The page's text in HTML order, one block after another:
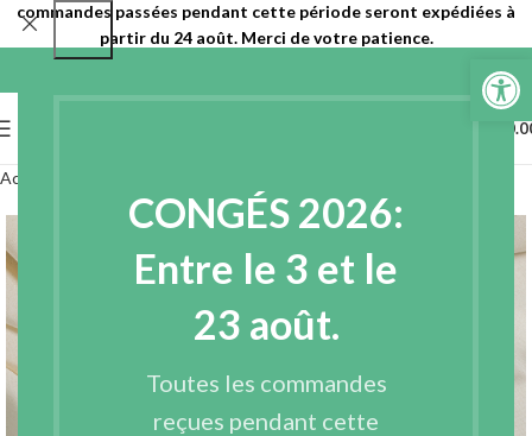
CONGÉS 2026:
Entre le 3 et le
23 août.
Toutes les commandes
reçues pendant cette
Ouvrir
Accueil
commandes passées pendant cette période seront expédiées à
partir du 24 août. Merci de votre patience.